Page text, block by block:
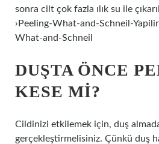
sonra cilt çok fazla ılık su ile
›Peeling-What-and-Schneil-
What-and-Schneil
DUŞTA ÖNCE
KESE MI?
Cildinizi etkilemek için, duş
gerçekleştirmelisiniz. Çünkü duş